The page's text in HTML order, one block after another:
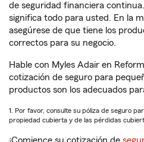
de seguridad financiera
significa todo para usted. En la
asegúrese de que tiene los
correctos para su negocio.
Hable con Myles Adair en
cotización de seguro para
productos son los adecuados
1. Por favor, consulte su póliza de seguro
propiedad cubierta y de las pérdidas